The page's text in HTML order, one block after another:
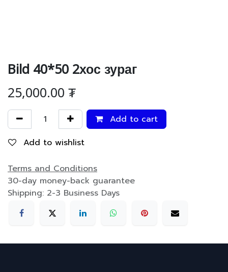
Bild 40*50 2хос зураг
25,000.00₮
Add to cart
Add to wishlist
Terms and Conditions
30-day money-back guarantee
Shipping: 2-3 Business Days